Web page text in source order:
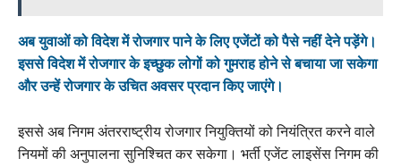
अब युवाओं को विदेश में रोजगार पाने के लिए एजेंटों को पैसे नहीं देने पड़ेंगे।
इससे विदेश में रोजगार के इच्छुक लोगों को गुमराह होने से बचाया जा सकेगा
और उन्हें रोजगार के उचित अवसर प्रदान किए जाएंगे।
इससे अब निगम अंतरराष्ट्रीय रोजगार नियुक्तियों को नियंत्रित करने वाले
नियमों की अनुपालना सुनिश्चित कर सकेगा। भर्ती एजेंट लाइसेंस निगम की